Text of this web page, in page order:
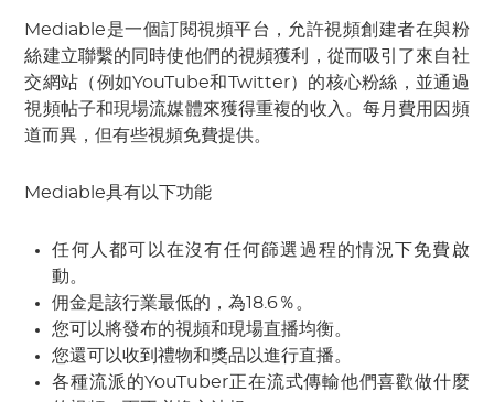
Mediable是一個訂閱視頻平台，允許視頻創建者在與粉
絲建立聯繫的同時使他們的視頻獲利，從而吸引了來自社
交網站（例如YouTube和Twitter）的核心粉絲，並通過
視頻帖子和現場流媒體來獲得重複的收入。每月費用因頻
道而異，但有些視頻免費提供。
Mediable具有以下功能
任何人都可以在沒有任何篩選過程的情況下免費啟
動。
佣金是該行業最低的，為18.6％。
您可以將發布的視頻和現場直播均衡。
您還可以收到禮物和獎品以進行直播。
各種流派的YouTuber正在流式傳輸他們喜歡做什麼